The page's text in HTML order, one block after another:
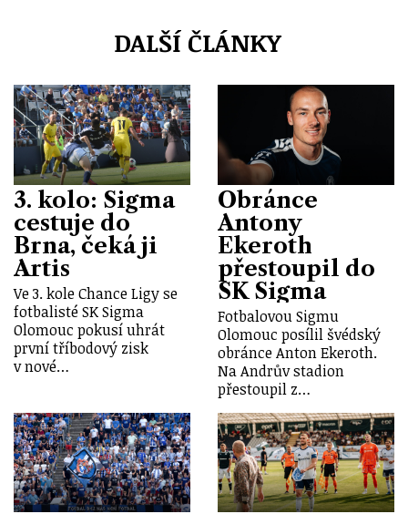
DALŠÍ ČLÁNKY
3. kolo: Sigma
cestuje do
Brna, čeká ji
Artis
Ve 3. kole Chance Ligy se
fotbalisté SK Sigma
Olomouc pokusí uhrát
první tříbodový zisk
v nové…
Obránce
Antony
Ekeroth
přestoupil do
SK Sigma
Fotbalovou Sigmu
Olomouc posílil švédský
obránce Anton Ekeroth.
Na Andrův stadion
přestoupil z…